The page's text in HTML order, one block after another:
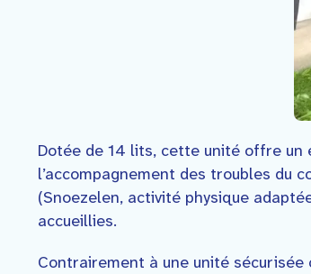
Dotée de 14 lits, cette unité offre un
l’accompagnement des troubles du
(Snoezelen, activité physique
accueillies.
Contrairement à une unité